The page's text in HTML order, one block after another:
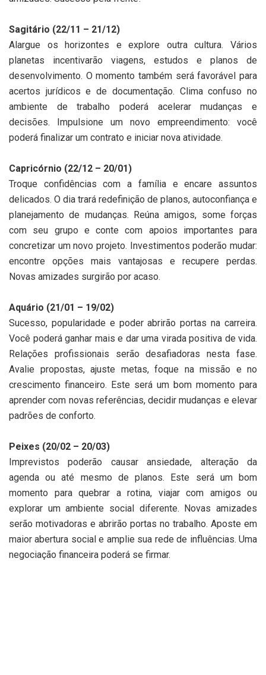
Sagitário (22/11 – 21/12)
Alargue os horizontes e explore outra cultura. Vários
planetas incentivarão viagens, estudos e planos de
desenvolvimento. O momento também será favorável para
acertos jurídicos e de documentação. Clima confuso no
ambiente de trabalho poderá acelerar mudanças e
decisões. Impulsione um novo empreendimento: você
poderá finalizar um contrato e iniciar nova atividade.
Capricórnio (22/12 – 20/01)
Troque confidências com a família e encare assuntos
delicados. O dia trará redefinição de planos, autoconfiança e
planejamento de mudanças. Reúna amigos, some forças
com seu grupo e conte com apoios importantes para
concretizar um novo projeto. Investimentos poderão mudar:
encontre opções mais vantajosas e recupere perdas.
Novas amizades surgirão por acaso.
Aquário (21/01 – 19/02)
Sucesso, popularidade e poder abrirão portas na carreira.
Você poderá ganhar mais e dar uma virada positiva de vida.
Relações profissionais serão desafiadoras nesta fase.
Avalie propostas, ajuste metas, foque na missão e no
crescimento financeiro. Este será um bom momento para
aprender com novas referências, decidir mudanças e elevar
padrões de conforto.
Peixes (20/02 – 20/03)
Imprevistos poderão causar ansiedade, alteração da
agenda ou até mesmo de planos. Este será um bom
momento para quebrar a rotina, viajar com amigos ou
explorar um ambiente social diferente. Novas amizades
serão motivadoras e abrirão portas no trabalho. Aposte em
maior abertura social e amplie sua rede de influências. Uma
negociação financeira poderá se firmar.